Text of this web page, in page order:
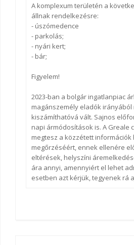
A komplexum területén a
állnak rendelkezésre:
- úszómedence
- parkolás;
- nyári kert;
- bár;
Figyelem!
2023-ban a bolgár ingatlanpiac
magánszemély eladók
kiszámíthatóvá vált. Sajnos
napi ármódosítások is. A Greale
megtesz a közzétett
megőrzéséért, ennek ellenére
eltérések, helyszíni
ára annyi, amennyiért el lehet
esetben azt kérjük, tegyenek rá